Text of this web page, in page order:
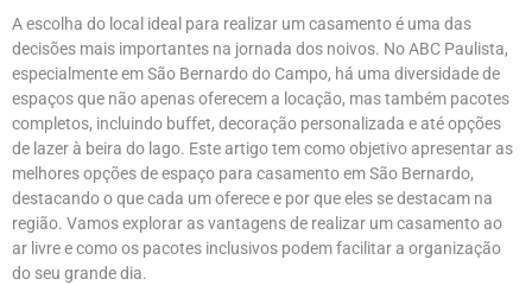
A escolha do local ideal para realizar um casamento é uma das
decisões mais importantes na jornada dos noivos. No ABC Paulista,
especialmente em São Bernardo do Campo, há uma diversidade de
espaços que não apenas oferecem a locação, mas também pacotes
completos, incluindo buffet, decoração personalizada e até opções
de lazer à beira do lago. Este artigo tem como objetivo apresentar as
melhores opções de espaço para casamento em São Bernardo,
destacando o que cada um oferece e por que eles se destacam na
região. Vamos explorar as vantagens de realizar um casamento ao
ar livre e como os pacotes inclusivos podem facilitar a organização
do seu grande dia.